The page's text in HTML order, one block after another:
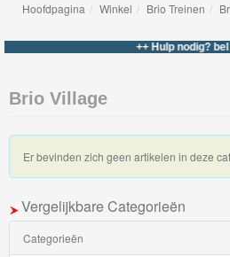
Nieuwe
artikelen
Brio-
First
Railway
Klassieke
Spoorbaan
Hoofdpagina
Winkel Brio Treinen
++ Hulp nodig? bel
Brio Village
Er bevinden zich geen artikelen in deze
Vergelijkbare Categorieën
Categorieën